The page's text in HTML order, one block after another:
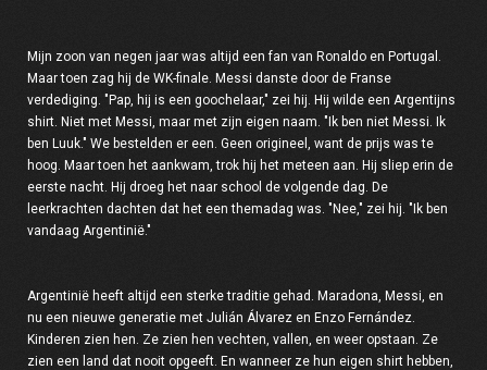
Mijn zoon van negen jaar was altijd een fan van Ronaldo en Portugal.
Maar toen zag hij de WK-finale. Messi danste door de Franse
verdediging. "Pap, hij is een goochelaar," zei hij. Hij wilde een Argentijns
shirt. Niet met Messi, maar met zijn eigen naam. "Ik ben niet Messi. Ik
ben Luuk." We bestelden er een. Geen origineel, want de prijs was te
hoog. Maar toen het aankwam, trok hij het meteen aan. Hij sliep erin de
eerste nacht. Hij droeg het naar school de volgende dag. De
leerkrachten dachten dat het een themadag was. "Nee," zei hij. "Ik ben
vandaag Argentinië."
Argentinië heeft altijd een sterke traditie gehad. Maradona, Messi, en
nu een nieuwe generatie met Julián Álvarez en Enzo Fernández.
Kinderen zien hen. Ze zien hen vechten, vallen, en weer opstaan. Ze
zien een land dat nooit opgeeft. En wanneer ze hun eigen shirt hebben,